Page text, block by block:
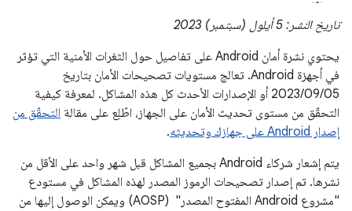
تاريخ النشر: 5 أيلول (سبتمبر) 2023
يحتوي نشرة أمان Android على تفاصيل حول الثغرات الأمنية التي تؤثر
في أجهزة Android. تعالج مستويات تصحيحات الأمان بتاريخ
05‏/09‏/2023 أو الإصدارات الأحدث كل هذه المشاكل. لمعرفة كيفية
التحقّق من مستوى تحديث الأمان على الجهاز، اطّلِع على مقالة التحقّق من
إصدار Android على جهازك وتحديثه
.
يتم إشعار شركاء Android بجميع المشاكل قبل شهر واحد على الأقل من
نشرها. تم إصدار تصحيحات الرموز المصدر لهذه المشاكل في مستودع
"مشروع Android المفتوح المصدر" ‏ (AOSP) ويمكن الوصول إليها من